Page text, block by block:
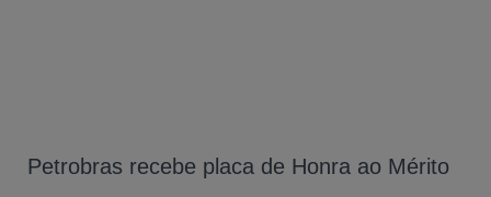
Petrobras recebe placa de Honra ao Mérito